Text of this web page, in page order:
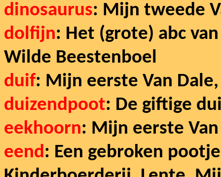
dinosaurus: Mijn tweede
dolfijn: Het (grote) abc
Wilde Beestenboel
duif: Mijn eerste Van
duizendpoot: De giftige
eekhoorn: Mijn eerste
eend: Een gebroken